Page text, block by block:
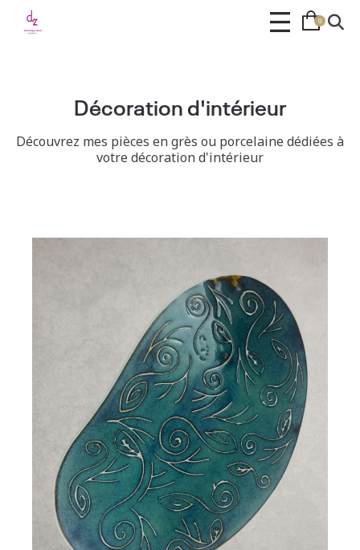
0
Décoration d'intérieur
Découvrez mes pièces en grès ou porcelaine dédiées à
votre décoration d'intérieur
Décoration de table en
céramique CALY
120,00€